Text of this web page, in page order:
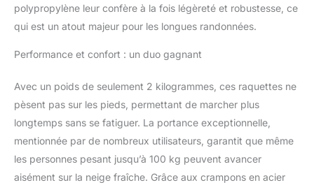
d'Etrave Meilleur Rapport
Qualité/Prix de cette
Raquette à Neige du
entre 90kg et 130 kg
polypropylène leur confère à la fois légèreté et robustesse, ce
qui est un atout majeur pour les longues randonnées.
Performance et confort : un duo gagnant
Avec un poids de seulement 2 kilogrammes, ces raquettes ne
pèsent pas sur les pieds, permettant de marcher plus
longtemps sans se fatiguer. La portance exceptionnelle,
mentionnée par de nombreux utilisateurs, garantit que même
les personnes pesant jusqu’à 100 kg peuvent avancer
aisément sur la neige fraîche. Grâce aux crampons en acier